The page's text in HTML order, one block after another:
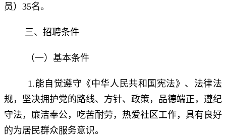
员）35名。
三、招聘条件
（一）基本条件
1.能自觉遵守《中华人民共和国宪法》、法律法
规，坚决拥护党的路线、方针、政策，品德端正，遵纪
守法，廉洁奉公，吃苦耐劳，热爱社区工作，具有良好
的为居民群众服务意识。